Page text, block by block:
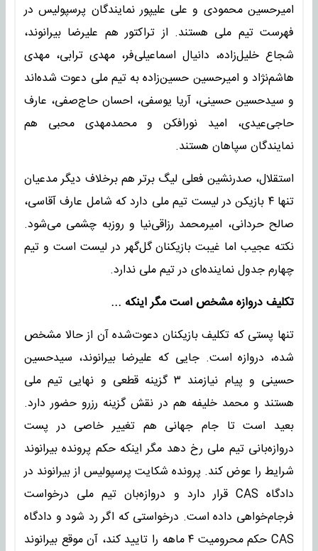
امیرحسین محمودی و علی علیپور نمایندگان پرسپولیس در
فهرست تیم ملی هستند. از تراکتور هم علیرضا بیرانوند،
شجاع خلیل‌زاده، دانیال اسماعیلی‌فر، مهدی ترابی، مهدی
هاشم‌نژاد و امیرحسین حسین‌زاده به تیم ملی دعوت شده‌اند
و سیدحسین حسینی، آریا یوسفی، احسان حاج‌صفی، عارف
حاجی‌عیدی، امید نورافکن و محمدمهدی محبی هم
نمایندگان سپاهان هستند.
استقلال، صدرنشین فعلی لیگ برتر هم برخلاف دیگر مدعیان
تنها ۴ بازیکن در لیست تیم ملی دارد که شامل عارف آقاسی،
صالح حردانی، امیرمحمد رزاقی‌نیا و روزبه چشمی می‌شود.
نکته عجیب اما غیبت بازیکنان گل‌گهر در لیست است و تیم
چهارم جدول نماینده‌ای در تیم ملی ندارد.
تکلیف دروازه مشخص است مگر اینکه ...
تنها پستی که تکلیف بازیکنان دعوت‌شده آن از حالا مشخص
شده، دروازه است. جایی که علیرضا بیرانوند، سیدحسین
حسینی و پیام نیازمند ۳ گزینه قطعی و نهایی تیم ملی
هستند و محمد خلیفه هم در نقش گزینه رزرو حضور دارد.
بعید است تا جام جهانی هم تغییر خاصی در پست
دروازه‌بانی تیم ملی رخ دهد مگر اینکه حکم پرونده بیرانوند
شرایط را عوض کند. پرونده شکایت پرسپولیس از بیرانوند در
دادگاه CAS قرار دارد و دروازه‌بان تیم ملی درخواست
فرجام‌خواهی داده است. درخواستی که اگر رد شود و دادگاه
CAS حکم محرومیت ۴ ماهه را تایید کند، آن موقع بیرانوند